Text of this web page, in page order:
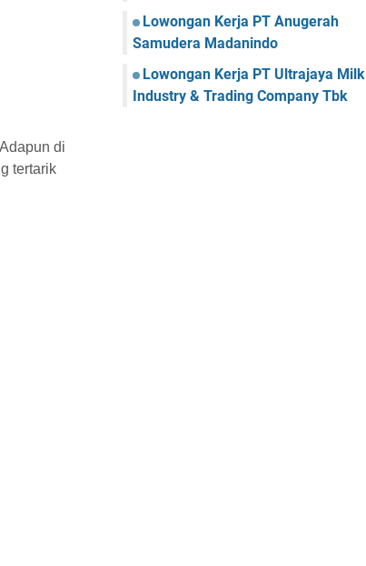
di
tertarik
Lowongan Kerja PT Anugerah
Samudera Madanindo
Lowongan Kerja PT Ultrajaya Milk
Industry & Trading Company Tbk